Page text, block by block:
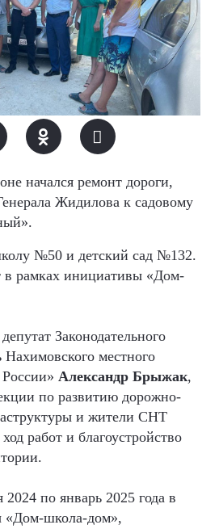
начался ремонт дороги,
Жидилова к садовому
№50 и детский сад №132.
в рамках инициативы «Дом-
Законодательного
Нахимовского местного
Александр Брыжак,
по развитию дорожно-
и жители СНТ
работ и благоустройство
по январь 2025 года в
«Дом-школа-дом»,